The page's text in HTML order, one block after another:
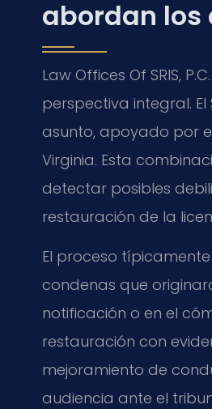
abordan los
Law Offices Of SRIS,
perspectiva integral.
asunto, apoyado por
Virginia. Esta
detectar posibles
restauración de la
El proceso
condenas que
notificación o en el
restauración con
mejoramiento de
audiencia ante el